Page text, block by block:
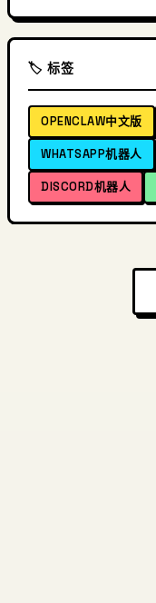
🏷️ 标签
OPENCLAW中文版
WHATSAPP机器人
DISCORD机器人